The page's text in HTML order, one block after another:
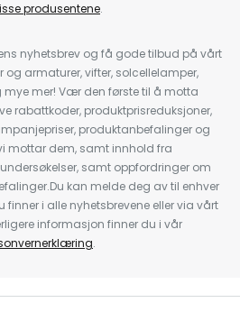
produsentene.
nyhetsbrev og få gode tilbud på vårt
armaturer, vifter, solcellelamper,
mer! Vær den første til å motta
rabattkoder, produktprisreduksjoner,
produktanbefalinger og
mottar dem, samt innhold fra
samt oppfordringer om
kan melde deg av til enhver
finner i alle nyhetsbrevene eller via vårt
informasjon finner du i vår
.